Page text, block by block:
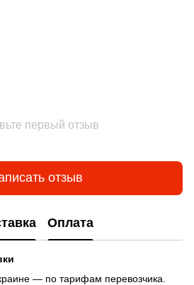
первый отзыв
отзыв
Оплата
— по тарифам перевозчика.